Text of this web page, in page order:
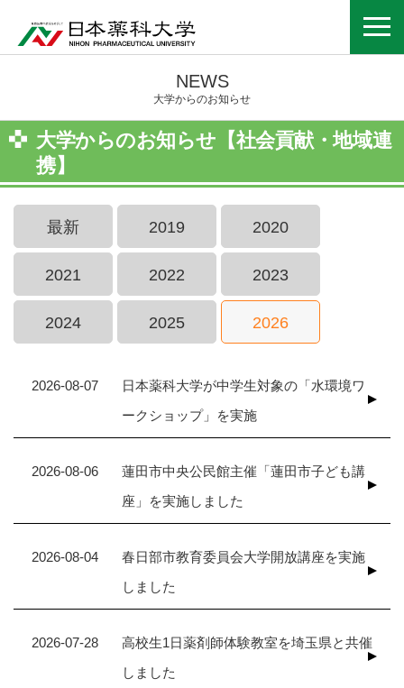
NEWS
大学からのお知らせ
大学からのお知らせ【社会貢献・地域連
携】
最新 2019 2020
2021 2022 2023
2024 2025 2026
2026-08-07
日本薬科大学が中学生対象の「水環境ワ
ークショップ」を実施
2026-08-06
蓮田市中央公民館主催「蓮田市子ども講
座」を実施しました
2026-08-04
春日部市教育委員会大学開放講座を実施
しました
2026-07-28
高校生1日薬剤師体験教室を埼玉県と共催
しました